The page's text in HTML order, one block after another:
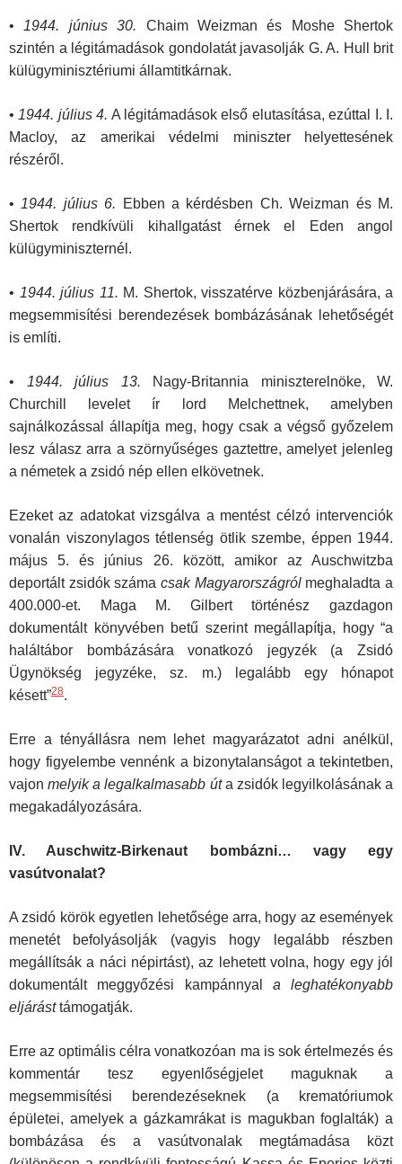
• 1944. június 30. Chaim Weizman és Moshe Shertok
szintén a légitámadások gondolatát javasolják G. A. Hull brit
külügyminisztériumi államtitkárnak.
• 1944. július 4. A légitámadások első elutasítása, ezúttal I. I.
Macloy, az amerikai védelmi miniszter helyettesének
részéről.
• 1944. július 6. Ebben a kérdésben Ch. Weizman és M.
Shertok rendkívüli kihallgatást érnek el Eden angol
külügyminiszternél.
• 1944. július 11. M. Shertok, visszatérve közbenjárására, a
megsemmisítési berendezések bombázásának lehetőségét
is említi.
• 1944. július 13. Nagy-Britannia miniszterelnöke, W.
Churchill levelet ír lord Melchettnek, amelyben
sajnálkozással állapítja meg, hogy csak a végső győzelem
lesz válasz arra a szörnyűséges gaztettre, amelyet jelenleg
a németek a zsidó nép ellen elkövetnek.
Ezeket az adatokat vizsgálva a mentést célzó intervenciók
vonalán viszonylagos tétlenség ötlik szembe, éppen 1944.
május 5. és június 26. között, amikor az Auschwitzba
deportált zsidók száma csak Magyarországrólmeghaladta a
400.000-et. Maga M. Gilbert történész gazdagon
dokumentált könyvében betű szerint megállapítja, hogy “a
haláltábor bombázására vonatkozó jegyzék (a Zsidó
Ügynökség jegyzéke, sz. m.) legalább egy hónapot
késett”28.
Erre a tényállásra nem lehet magyarázatot adni anélkül,
hogy figyelembe vennénk a bizonytalanságot a tekintetben,
vajonmelyik a legalkalmasabb úta zsidók legyilkolásának a
megakadályozására.
IV. Auschwitz-Birkenaut bombázni… vagy egy
vasútvonalat?
A zsidó körök egyetlen lehetősége arra, hogy az események
menetét befolyásolják (vagyis hogy legalább részben
megállítsák a náci népirtást), az lehetett volna, hogy egy jól
dokumentált meggyőzési kampánnyal a leghatékonyabb
eljárásttámogatják.
Erre az optimális célra vonatkozóan ma is sok értelmezés és
kommentár tesz egyenlőségjelet maguknak a
megsemmisítési berendezéseknek (a krematóriumok
épületei, amelyek a gázkamrákat is magukban foglalták) a
bombázása és a vasútvonalak megtámadása közt